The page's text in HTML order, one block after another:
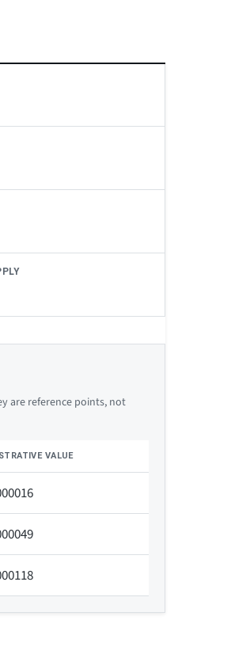
are reference points, not
VALUE